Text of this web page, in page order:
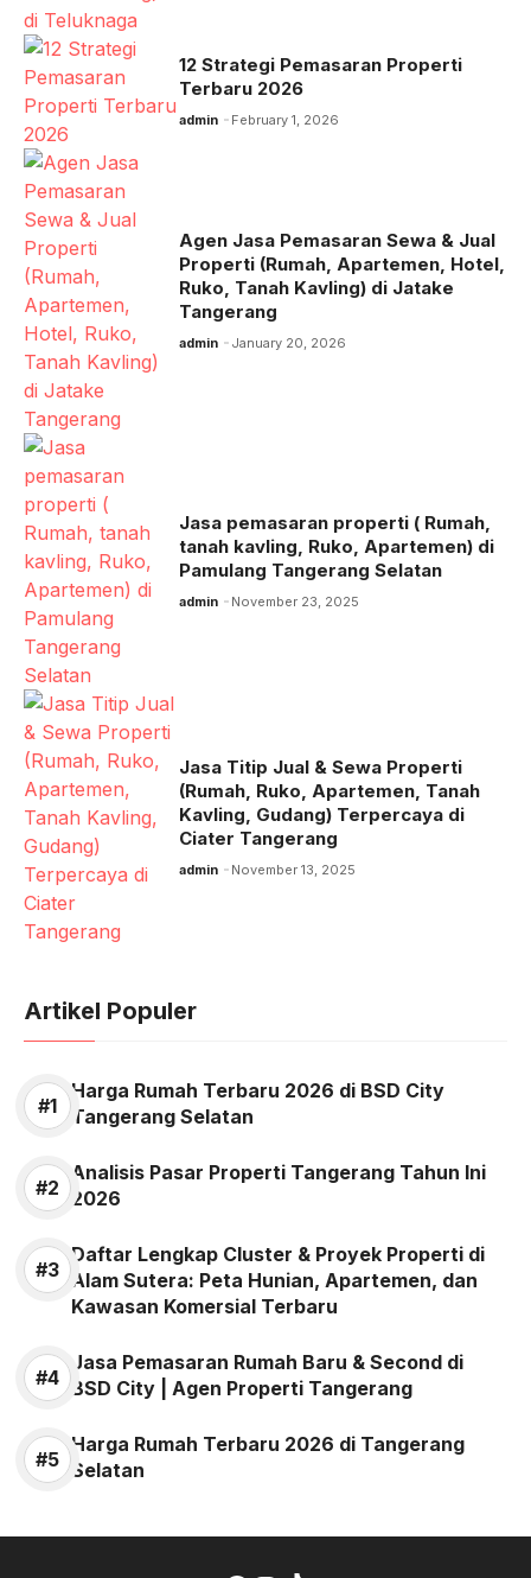
12 Strategi Pemasaran Properti
Terbaru 2026
admin February 1, 2026
Agen Jasa Pemasaran Sewa & Jual
Properti (Rumah, Apartemen, Hotel,
Ruko, Tanah Kavling) di Jatake
Tangerang
admin January 20, 2026
Jasa pemasaran properti ( Rumah,
tanah kavling, Ruko, Apartemen) di
Pamulang Tangerang Selatan
admin November 23, 2025
Jasa Titip Jual & Sewa Properti
(Rumah, Ruko, Apartemen, Tanah
Kavling, Gudang) Terpercaya di
Ciater Tangerang
admin November 13, 2025
Artikel Populer
Harga Rumah Terbaru 2026 di BSD City
Tangerang Selatan
Analisis Pasar Properti Tangerang Tahun Ini
2026
Daftar Lengkap Cluster & Proyek Properti di
Alam Sutera: Peta Hunian, Apartemen, dan
Kawasan Komersial Terbaru
Jasa Pemasaran Rumah Baru & Second di
BSD City | Agen Properti Tangerang
Harga Rumah Terbaru 2026 di Tangerang
Selatan